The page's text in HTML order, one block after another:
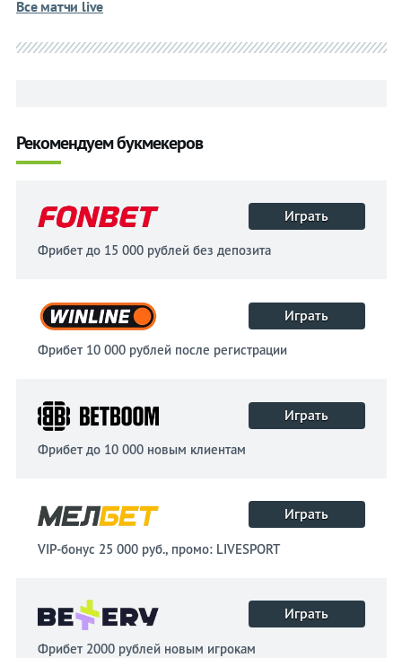
Все матчи live
Рекомендуем букмекеров
Играть
Фрибет до 15 000 рублей без депозита
Играть
Фрибет 10 000 рублей после регистрации
Играть
Фрибет до 10 000 новым клиентам
Играть
VIP-бонус 25 000 руб., промо: LIVESPORT
Играть
Фрибет 2000 рублей новым игрокам